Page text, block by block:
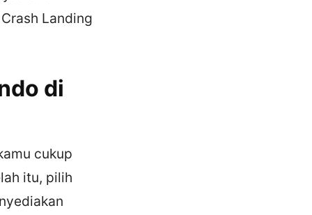
Landing
di
cukup
itu, pilih